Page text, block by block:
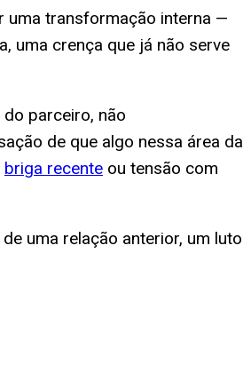
uma transformação interna —
uma crença que já não serve
parceiro, não
de que algo nessa área da
briga recente ou tensão com
uma relação anterior, um luto